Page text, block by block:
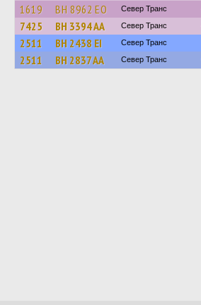
1619 BH 8962 EO Север Транс
7425 BH 3394 AA Север Транс
2511 BH 2438 EI Север Транс
2511 BH 2837 AA Север Транс